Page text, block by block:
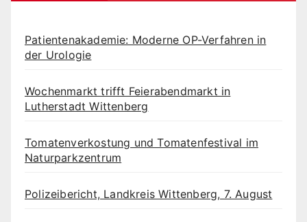
Patientenakademie: Moderne OP-Verfahren in
der Urologie
Wochenmarkt trifft Feierabendmarkt in
Lutherstadt Wittenberg
Tomatenverkostung und Tomatenfestival im
Naturparkzentrum
Polizeibericht, Landkreis Wittenberg, 7. August